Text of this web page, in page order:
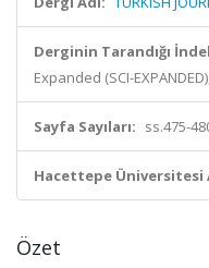
Derginin Tarandığı
Expanded (SCI-
Sayfa Sayıları: ss.475-
Hacettepe Üniversitesi
Özet